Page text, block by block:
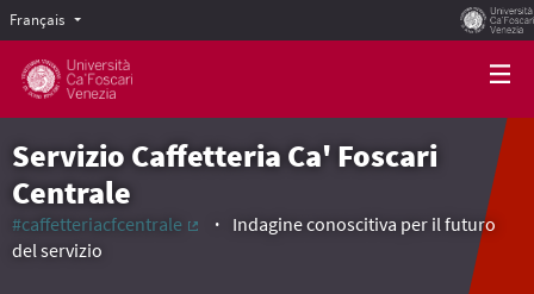
Français Scegli la lingua
Servizio Caffetteria Ca' Foscari
Centrale
#caffetteriacfcentrale
Indagine conoscitiva per il futuro
del servizio